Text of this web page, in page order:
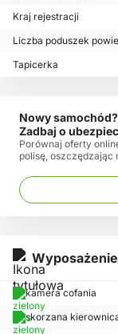
Kraj rejestracji
Liczba poduszek
Tapicerka
Wyposażenie
kamera cofania
skorzana
Nowy samochód?
Zadbaj o
Porównaj oferty
polisę, oszczędzając